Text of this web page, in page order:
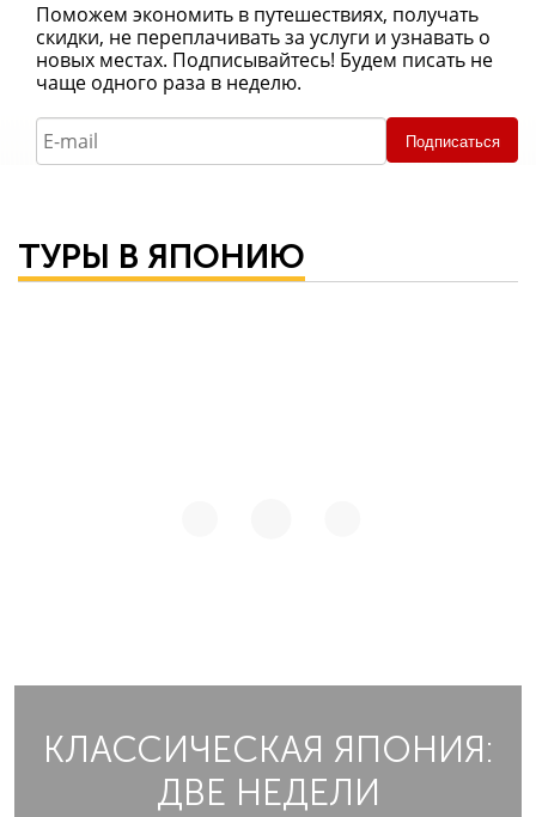
Поможем экономить в путешествиях, получать
скидки, не переплачивать за услуги и узнавать о
новых местах. Подписывайтесь! Будем писать не
чаще одного раза в неделю.
Подписаться
ТУРЫ В ЯПОНИЮ
КЛАССИЧЕСКАЯ ЯПОНИЯ:
ДВЕ НЕДЕЛИ